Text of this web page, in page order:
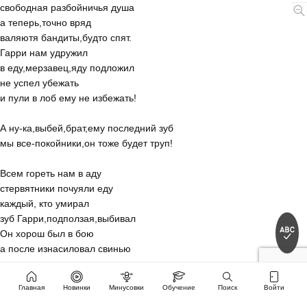
Главная Новинки Минусовки Обучение Поиск Войти
свободная разбойничья душа
а теперь,точно вряд
валяютя бандиты,будто спят.
Гарри нам удружил
в еду,мерзавец,яду подложил
не успел убежать
и пули в лоб ему не избежать!
А ну-ка,выбей,брат,ему последний зуб
мы все-покойники,он тоже будет труп!
Всем гореть нам в аду
стервятники почуяли еду
каждый, кто умирал
зуб Гарри,подползая,выбивал
Он хорош был в бою
а после изнасиловал свинью
за это он и отомстил,кретин!